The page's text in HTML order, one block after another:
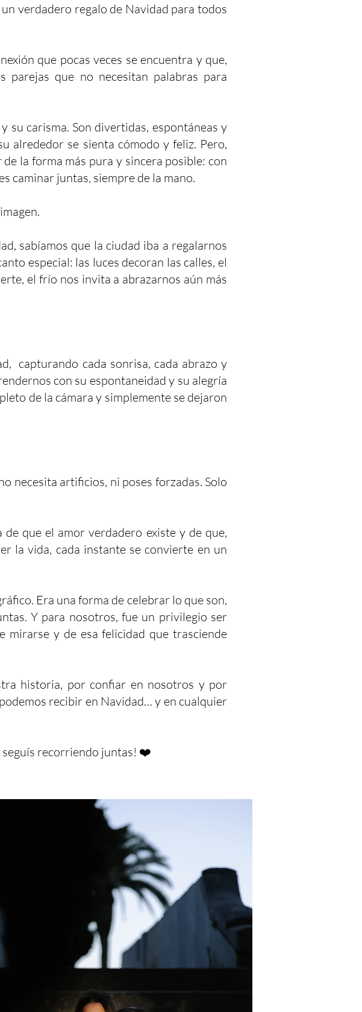
verdadero regalo de Navidad para todos
que pocas veces se encuentra y que,
parejas que no necesitan palabras para
su carisma. Son divertidas, espontáneas y
alrededor se sienta cómodo y feliz. Pero,
la forma más pura y sincera posible: con
caminar juntas, siempre de la mano.
sabíamos que la ciudad iba a regalarnos
especial: las luces decoran las calles, el
el frío nos invita a abrazarnos aún más
capturando cada sonrisa, cada abrazo y
con su espontaneidad y su alegría
de la cámara y simplemente se dejaron
necesita artificios, ni poses forzadas. Solo
que el amor verdadero existe y de que,
la vida, cada instante se convierte en un
Era una forma de celebrar lo que son,
Y para nosotros, fue un privilegio ser
mirarse y de esa felicidad que trasciende
historia, por confiar en nosotros y por
recibir en Navidad… y en cualquier
seguís recorriendo juntas! ❤️